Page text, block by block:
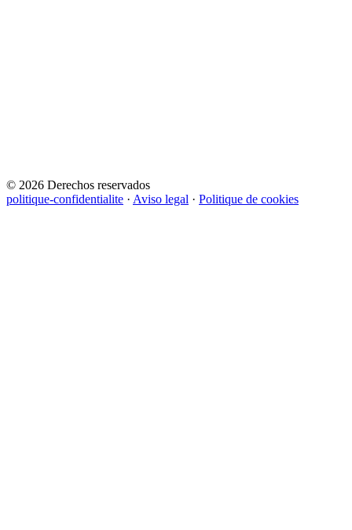
© 2026 Derechos reservados
politique-confidentialite · Aviso legal · Politique de cookies